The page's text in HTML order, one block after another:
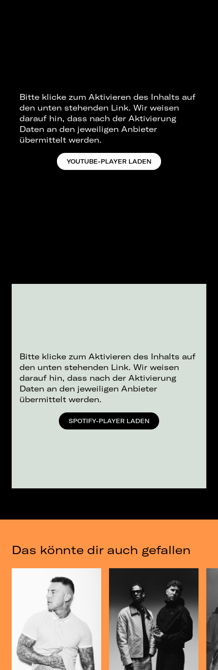
Bitte klicke zum Aktivieren des Inhalts auf
den unten stehenden Link. Wir weisen
darauf hin, dass nach der Aktivierung
Daten an den jeweiligen Anbieter
übermittelt werden.
YOUTUBE-PLAYER LADEN
Bitte klicke zum Aktivieren des Inhalts auf
den unten stehenden Link. Wir weisen
darauf hin, dass nach der Aktivierung
Daten an den jeweiligen Anbieter
übermittelt werden.
SPOTIFY-PLAYER LADEN
Das könnte dir auch gefallen